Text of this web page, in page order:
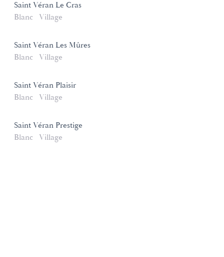
Saint Véran Le Cras
Blanc
Village
Saint Véran Les Mûres
Blanc
Village
Saint Véran Plaisir
Blanc
Village
Saint Véran Prestige
Blanc
Village